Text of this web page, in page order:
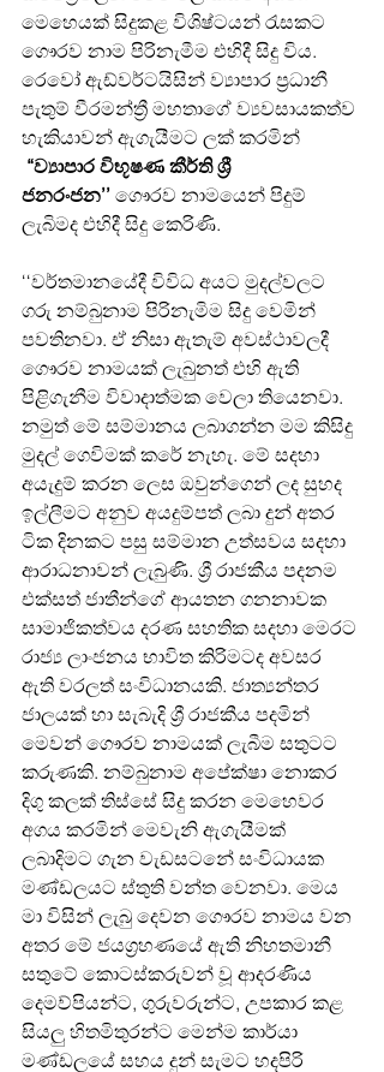
මෙහෙයක් සිදුකළ විශිෂ්ටයන් රැසකට
ගෞරව නාම පිරිනැමීම එහිදී සිදු විය.
රෙවෝ ඇඩ්වර්ටයිසින් ව්‍යාපාර ප්‍රධානී
පැතුම් වීරමන්ත්‍රී මහතාගේ ව්‍යවසායකත්ව
හැකියාවන් ඇගැයීමට ලක් කරමින්
“ව්‍යාපාර විභූෂණ කීර්ති ශ්‍රී
ජනරංජන’’ ගෞරව නාමයෙන් පිදුම්
ලැබිමද එහිදී සිදු කෙරිණි.
‘‘වර්තමානයේදී විවිධ අයට මුදල්වලට
ගරු නම්බුනාම පිරිනැමිම සිදු වෙමින්
පවතිනවා. ඒ නිසා ඇතැම් අවස්ථාවලදී
ගෞරව නාමයක් ලැබුනත් එහි ඇති
පිළිගැනීම විවාදාත්මක වෙලා තියෙනවා.
නමුත් මේ සම්මානය ලබාගන්න මම කිසිදු
මුදල් ගෙවිමක් කරේ නැහැ. මේ සදහා
අයැදුම් කරන ලෙස ඔවුන්ගෙන් ලද සුහද
ඉල්ලීමට අනුව අයදුම්පත් ලබා දුන් අතර
ටික දිනකට පසු සම්මාන උත්සවය සදහා
ආරාධනාවන් ලැබුණි. ශ්‍රී රාජකීය පදනම
එක්සත් ජාතීන්ගේ ආයතන ගනනාවක
සාමාජිකත්වය දරණ සහතික සදහා මෙරට
රාජ්‍ය ලාංජනය භාවිත කිරිමටද අවසර
ඇති වරලත් සංවිධානයකි. ජාත්‍යන්තර
ජාලයක් හා සැබැදි ශ්‍රී රාජකීය පදමින්
මෙවන් ගෞරව නාමයක් ලැබීම සතුටට
කරුණකි. නම්බුනාම අපේක්ෂා නොකර
දිගු කලක් තිස්සේ සිදු කරන මෙහෙවර
අගය කරමින් මෙවැනි ඇගැයීමක්
ලබාදිමට ගැන වැඩසටනේ සංවිධායක
මණ්ඩලයට ස්තුති වන්ත වෙනවා. මෙය
මා විසින් ලැබු දෙවන ගෞරව නාමය වන
අතර මේ ජයග්‍රහණයේ ඇති නිහතමානී
සතුටේ කොටස්කරුවන් වූ ආදරණිය
දෙමව්පියන්ට, ගුරුවරුන්ට, උපකාර කළ
සියලු හිතමිතුරන්ට මෙන්ම කාර්යා
මණ්ඩලයේ සහය දුන් සැමට හදපිරි